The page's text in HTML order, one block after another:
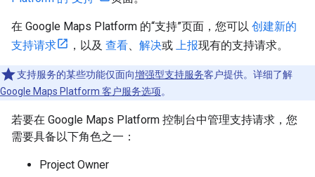
在 Google Maps Platform 的“支持”页面，您可以 创建新的
支持请求
，以及 查看 解决或 上报现有的支持请求。
支持服务的某些功能仅面向增强型支持服务客户提供。详细了解
Google Maps Platform 客户服务选项。
若要在 Google Maps Platform 控制台中管理支持请求，您
需要具备以下角色之一：
Project Owner